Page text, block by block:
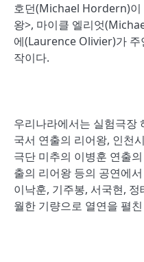
호던(Michael Hordern)이
왕>, 마이클 엘리엇
에(Laurence Olivier)가 주
작이다.
우리나라에서는 실험극장
국서 연출의 리어왕, 인천
극단 미추의 이병훈 연출
출의 리어왕 등의 공연에
이낙훈, 기주봉, 서국현,
월한 기량으로 열연을 펼